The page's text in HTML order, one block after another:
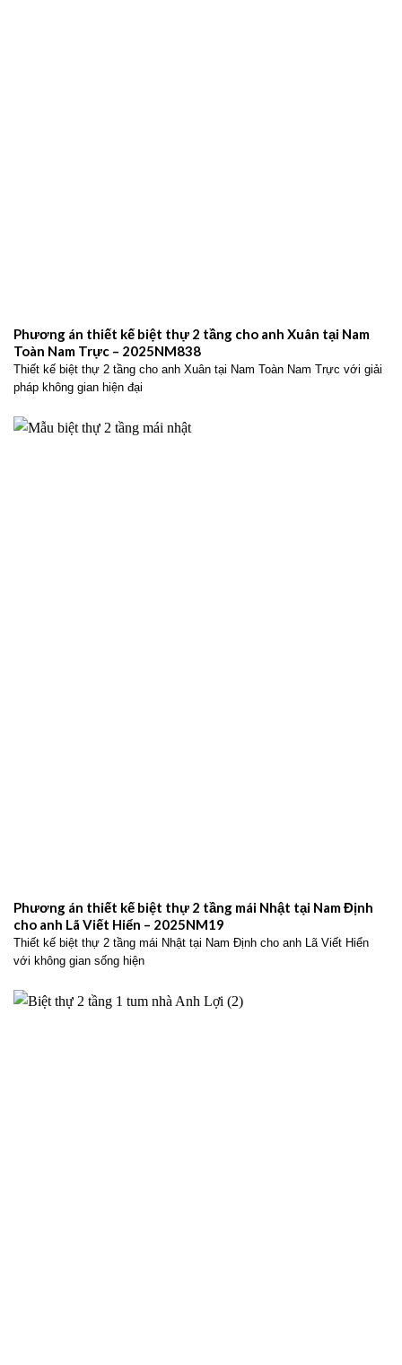
Phương án thiết kế biệt thự 2 tầng cho anh Xuân tại Nam
Toàn Nam Trực – 2025NM838
Thiết kế biệt thự 2 tầng cho anh Xuân tại Nam Toàn Nam Trực với giải
pháp không gian hiện đại
Phương án thiết kế biệt thự 2 tầng mái Nhật tại Nam Định
cho anh Lã Viết Hiển – 2025NM19
Thiết kế biệt thự 2 tầng mái Nhật tại Nam Định cho anh Lã Viết Hiển
với không gian sống hiện